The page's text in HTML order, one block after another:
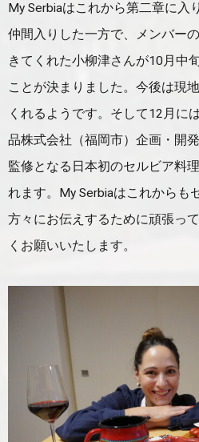
My Serbiaはこれから第二章に入
仲間入りした一方で、メンバー
きてくれた小柳津さんが10月中
ことが決まりました。今後は現
くれるようです。そして12月に
品株式会社（福岡市）企画・開
監修となる日本初のセルビア料
れます。My Serbiaはこれからも
方々にお伝えするために頑張っ
くお願いいたします。